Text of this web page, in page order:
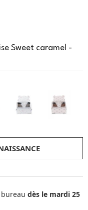
Sweet caramel -
dès le mardi 25